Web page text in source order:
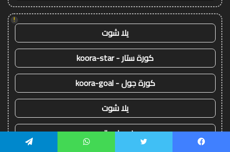
!
يلا شوت
كورة ستار - koora-star
كورة جول - koora-goal
يلا شوت
yalla shoot